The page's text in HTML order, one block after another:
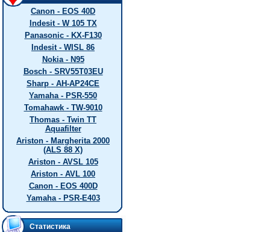
Canon - EOS 40D
Indesit - W 105 TX
Panasonic - KX-F130
Indesit - WISL 86
Nokia - N95
Bosch - SRV55T03EU
Sharp - AH-AP24CE
Yamaha - PSR-550
Tomahawk - TW-9010
Thomas - Twin TT
Aquafilter
Ariston - Margherita 2000
(ALS 88 X)
Ariston - AVSL 105
Ariston - AVL 100
Canon - EOS 400D
Yamaha - PSR-E403
Статистика